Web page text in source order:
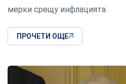
мерки срещу инфлацията
ПРОЧЕТИ ОЩЕ